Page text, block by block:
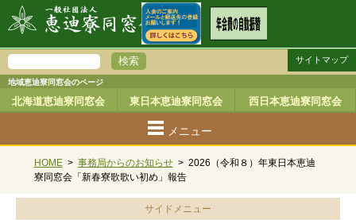
地域恵迪寮同窓会のページ
北海道恵迪寮同窓会 東日本恵迪寮同窓会 西日本恵迪寮同窓会
サイトマップ
メニュー
HOME > 事務局からのお知らせ > 2026（令和８）年東日本恵迪
寮同窓会「新春寮歌歌い初め」報告
サイドメニュー